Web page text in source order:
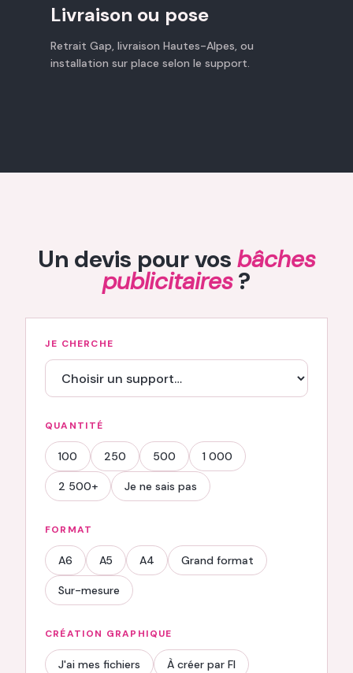
Livraison ou pose
Retrait Gap, livraison Hautes-Alpes, ou
installation sur place selon le support.
Un devis pour vos bâches
publicitaires?
JE CHERCHE
QUANTITÉ
100 250 500 1 000
2 500+ Je ne sais pas
FORMAT
A6 A5 A4 Grand format
Sur-mesure
CRÉATION GRAPHIQUE
J'ai mes fichiers À créer par FI